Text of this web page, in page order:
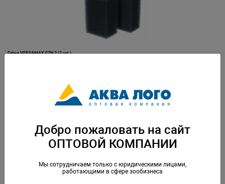
Губки VERSAMAX FZN 3 (2 шт.)
Добро пожаловать на сайт
ОПТОВОЙ КОМПАНИИ
Мы сотрудничаем только с юридическими лицами,
работающими в сфере зообизнеса